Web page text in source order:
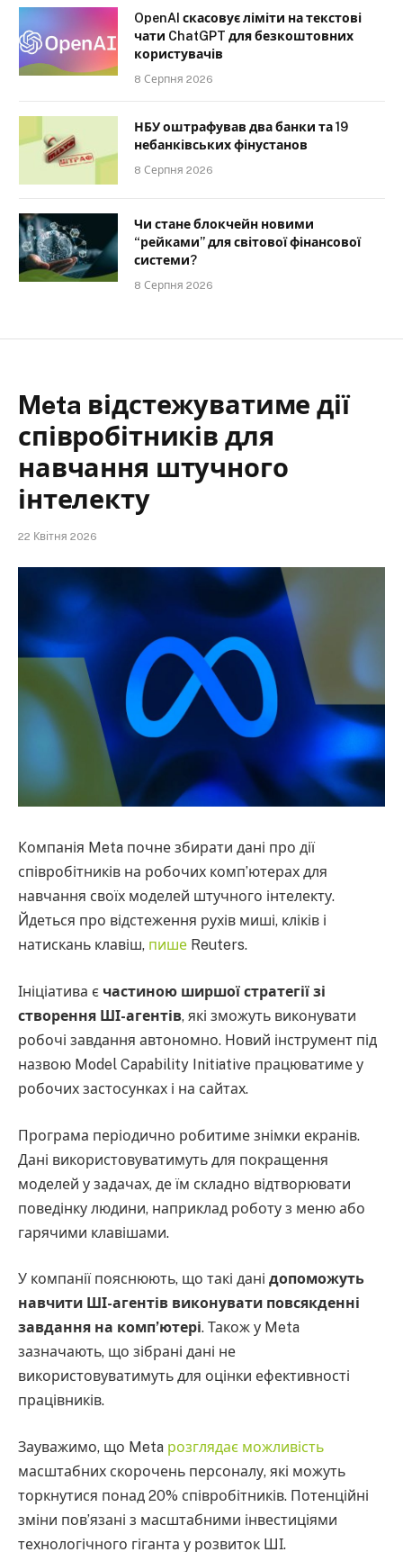
OpenAI скасовує ліміти на текстові
чати ChatGPT для безкоштовних
користувачів
8 Серпня 2026
НБУ оштрафував два банки та 19
небанківських фінустанов
8 Серпня 2026
Чи стане блокчейн новими
“рейками” для світової фінансової
системи?
8 Серпня 2026
Meta відстежуватиме дії
співробітників для
навчання штучного
інтелекту
22 Квітня 2026
Компанія Meta почне збирати дані про дії
співробітників на робочих комп’ютерах для
навчання своїх моделей штучного інтелекту.
Йдеться про відстеження рухів миші, кліків і
натискань клавіш, пише Reuters.
Ініціатива є частиною ширшої стратегії зі
створення ШІ-агентів, які зможуть виконувати
робочі завдання автономно. Новий інструмент під
назвою Model Capability Initiative працюватиме у
робочих застосунках і на сайтах.
Програма періодично робитиме знімки екранів.
Дані використовуватимуть для покращення
моделей у задачах, де їм складно відтворювати
поведінку людини, наприклад роботу з меню або
гарячими клавішами.
У компанії пояснюють, що такі дані допоможуть
навчити ШІ-агентів виконувати повсякденні
завдання на комп’ютері. Також у Meta
зазначають, що зібрані дані не
використовуватимуть для оцінки ефективності
працівників.
Зауважимо, що Meta розглядає можливість
масштабних скорочень персоналу, які можуть
торкнутися понад 20% співробітників. Потенційні
зміни пов’язані з масштабними інвестиціями
технологічного гіганта у розвиток ШІ.